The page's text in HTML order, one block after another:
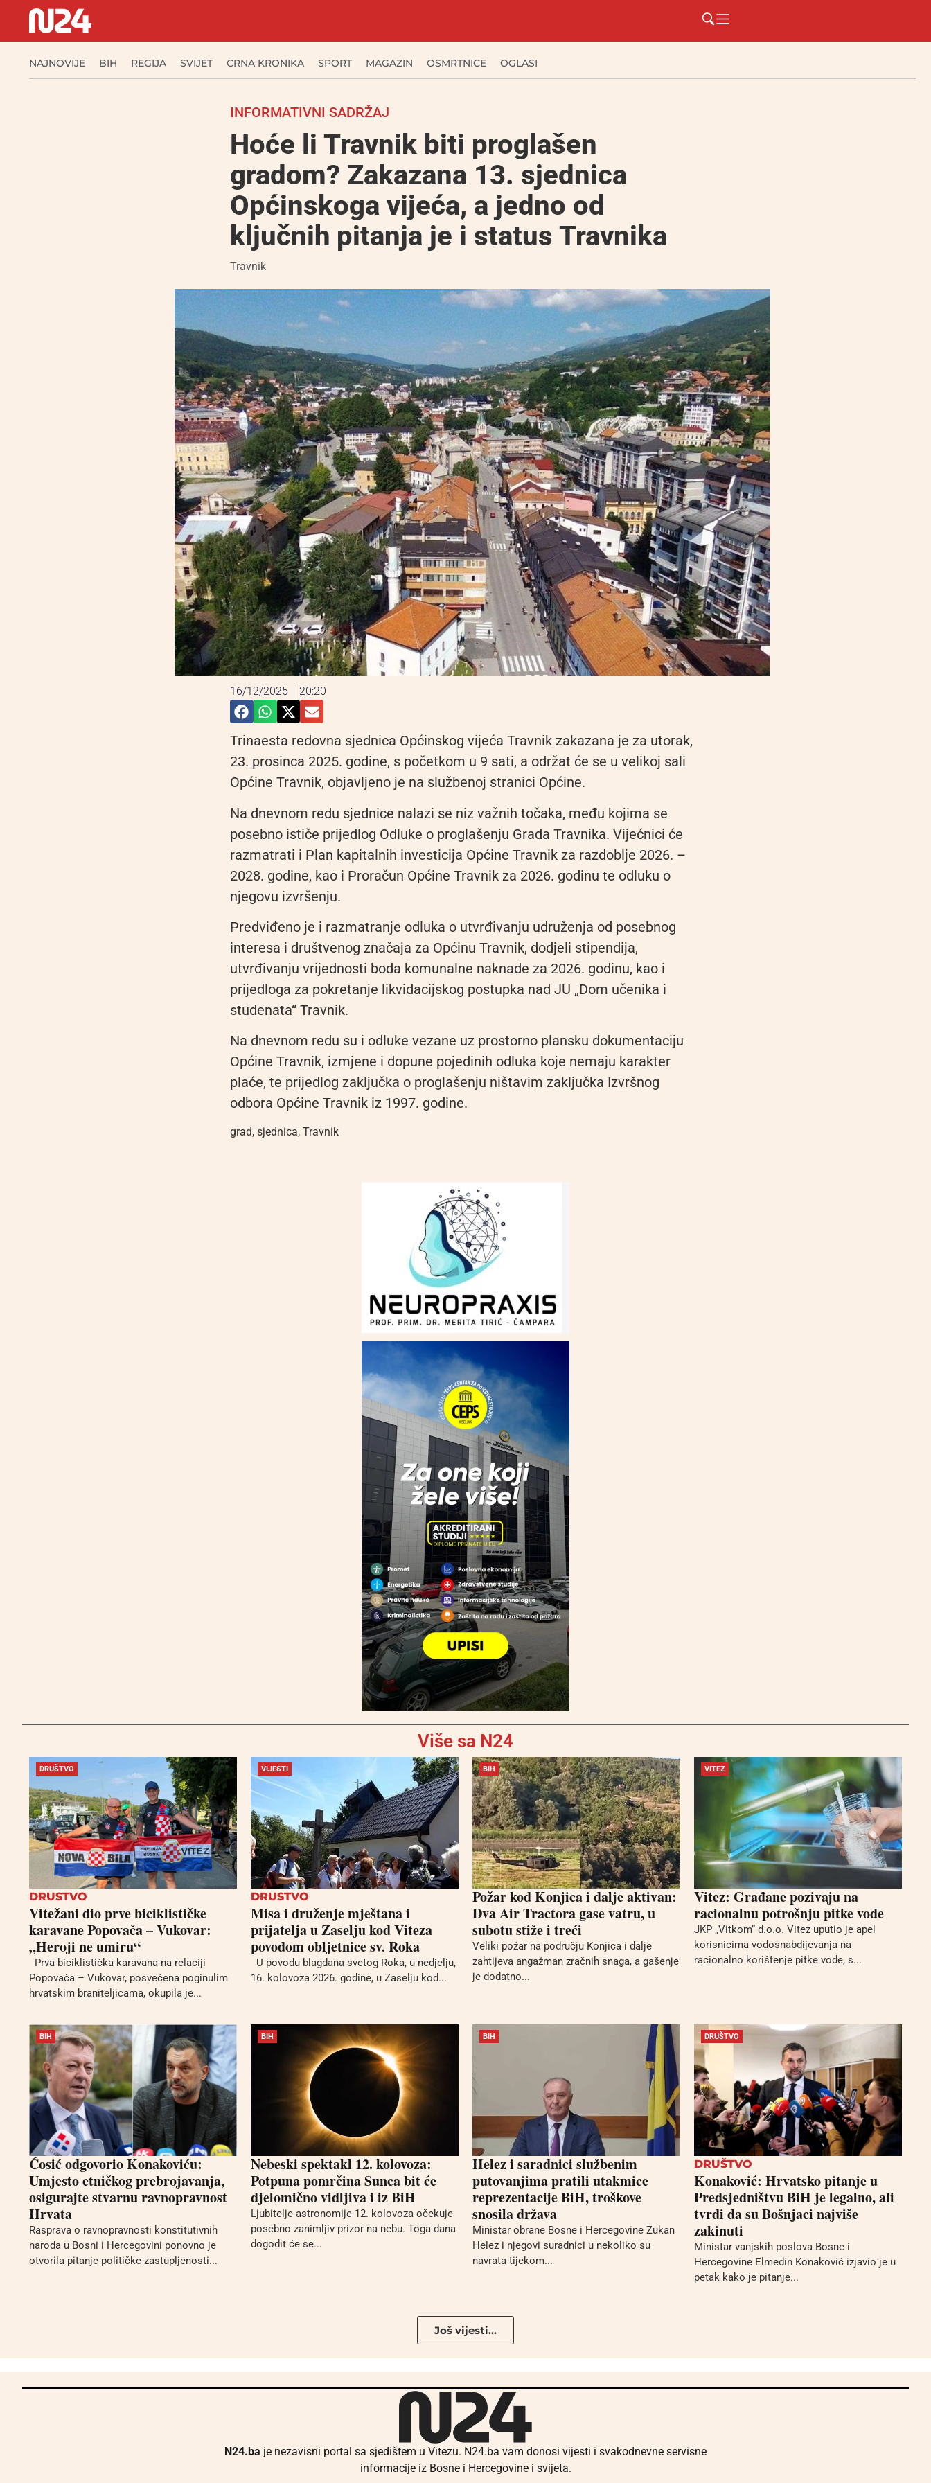
NAJNOVIJE BIH REGIJA SVIJET CRNA KRONIKA SPORT MAGAZIN OSMRTNICE OGLASI
INFORMATIVNI SADRŽAJ
Hoće li Travnik biti proglašen
gradom? Zakazana 13. sjednica
Općinskoga vijeća, a jedno od
ključnih pitanja je i status Travnika
Travnik
16/12/2025 20:20
Trinaesta redovna sjednica Općinskog vijeća Travnik zakazana je za utorak,
23. prosinca 2025. godine, s početkom u 9 sati, a održat će se u velikoj sali
Općine Travnik, objavljeno je na službenoj stranici Općine.
Na dnevnom redu sjednice nalazi se niz važnih točaka, među kojima se
posebno ističe prijedlog Odluke o proglašenju Grada Travnika. Vijećnici će
razmatrati i Plan kapitalnih investicija Općine Travnik za razdoblje 2026. –
2028. godine, kao i Proračun Općine Travnik za 2026. godinu te odluku o
njegovu izvršenju.
Predviđeno je i razmatranje odluka o utvrđivanju udruženja od posebnog
interesa i društvenog značaja za Općinu Travnik, dodjeli stipendija,
utvrđivanju vrijednosti boda komunalne naknade za 2026. godinu, kao i
prijedloga za pokretanje likvidacijskog postupka nad JU „Dom učenika i
studenata“ Travnik.
Na dnevnom redu su i odluke vezane uz prostorno plansku dokumentaciju
Općine Travnik, izmjene i dopune pojedinih odluka koje nemaju karakter
plaće, te prijedlog zaključka o proglašenju ništavim zaključka Izvršnog
odbora Općine Travnik iz 1997. godine.
grad, sjednica, Travnik
Više sa N24
DRUŠTVO
DRUSTVO
Vitežani dio prve biciklističke
karavane Popovača – Vukovar:
„Heroji ne umiru“
Prva biciklistička karavana na relaciji
Popovača – Vukovar, posvećena poginulim
hrvatskim braniteljicama, okupila je...
VIJESTI
DRUSTVO
Misa i druženje mještana i
prijatelja u Zaselju kod Viteza
povodom obljetnice sv. Roka
U povodu blagdana svetog Roka, u nedjelju,
16. kolovoza 2026. godine, u Zaselju kod...
BIH
Požar kod Konjica i dalje aktivan:
Dva Air Tractora gase vatru, u
subotu stiže i treći
Veliki požar na području Konjica i dalje
zahtijeva angažman zračnih snaga, a gašenje
je dodatno...
VITEZ
Vitez: Građane pozivaju na
racionalnu potrošnju pitke vode
JKP „Vitkom“ d.o.o. Vitez uputio je apel
korisnicima vodosnabdijevanja na
racionalno korištenje pitke vode, s...
BIH
Ćosić odgovorio Konakoviću:
Umjesto etničkog prebrojavanja,
osigurajte stvarnu ravnopravnost
Hrvata
Rasprava o ravnopravnosti konstitutivnih
naroda u Bosni i Hercegovini ponovno je
otvorila pitanje političke zastupljenosti...
BIH
Nebeski spektakl 12. kolovoza:
Potpuna pomrčina Sunca bit će
djelomično vidljiva i iz BiH
Ljubitelje astronomije 12. kolovoza očekuje
posebno zanimljiv prizor na nebu. Toga dana
dogodit će se...
BIH
Helez i saradnici službenim
putovanjima pratili utakmice
reprezentacije BiH, troškove
snosila država
Ministar obrane Bosne i Hercegovine Zukan
Helez i njegovi suradnici u nekoliko su
navrata tijekom...
DRUŠTVO
DRUŠTVO
Konaković: Hrvatsko pitanje u
Predsjedništvu BiH je legalno, ali
tvrdi da su Bošnjaci najviše
zakinuti
Ministar vanjskih poslova Bosne i
Hercegovine Elmedin Konaković izjavio je u
petak kako je pitanje...
Još vijesti...
N24.ba je nezavisni portal sa sjedištem u Vitezu. N24.ba vam donosi vijesti i svakodnevne servisne
informacije iz Bosne i Hercegovine i svijeta.